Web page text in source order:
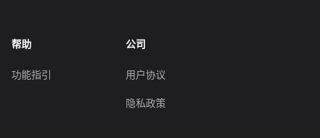
帮助
功能指引
公司
用户协议
隐私政策